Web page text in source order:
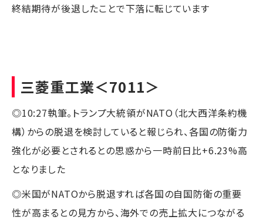
終結期待が後退したことで下落に転じています
三菱重工業＜7011＞
◎10:27執筆。トランプ大統領がNATO（北大西洋条約機
構）からの脱退を検討していると報じられ、各国の防衛力
強化が必要とされるとの思惑から一時前日比+6.23%高
となりました
◎米国がNATOから脱退すれば各国の自国防衛の重要
性が高まるとの見方から、海外での売上拡大につながる